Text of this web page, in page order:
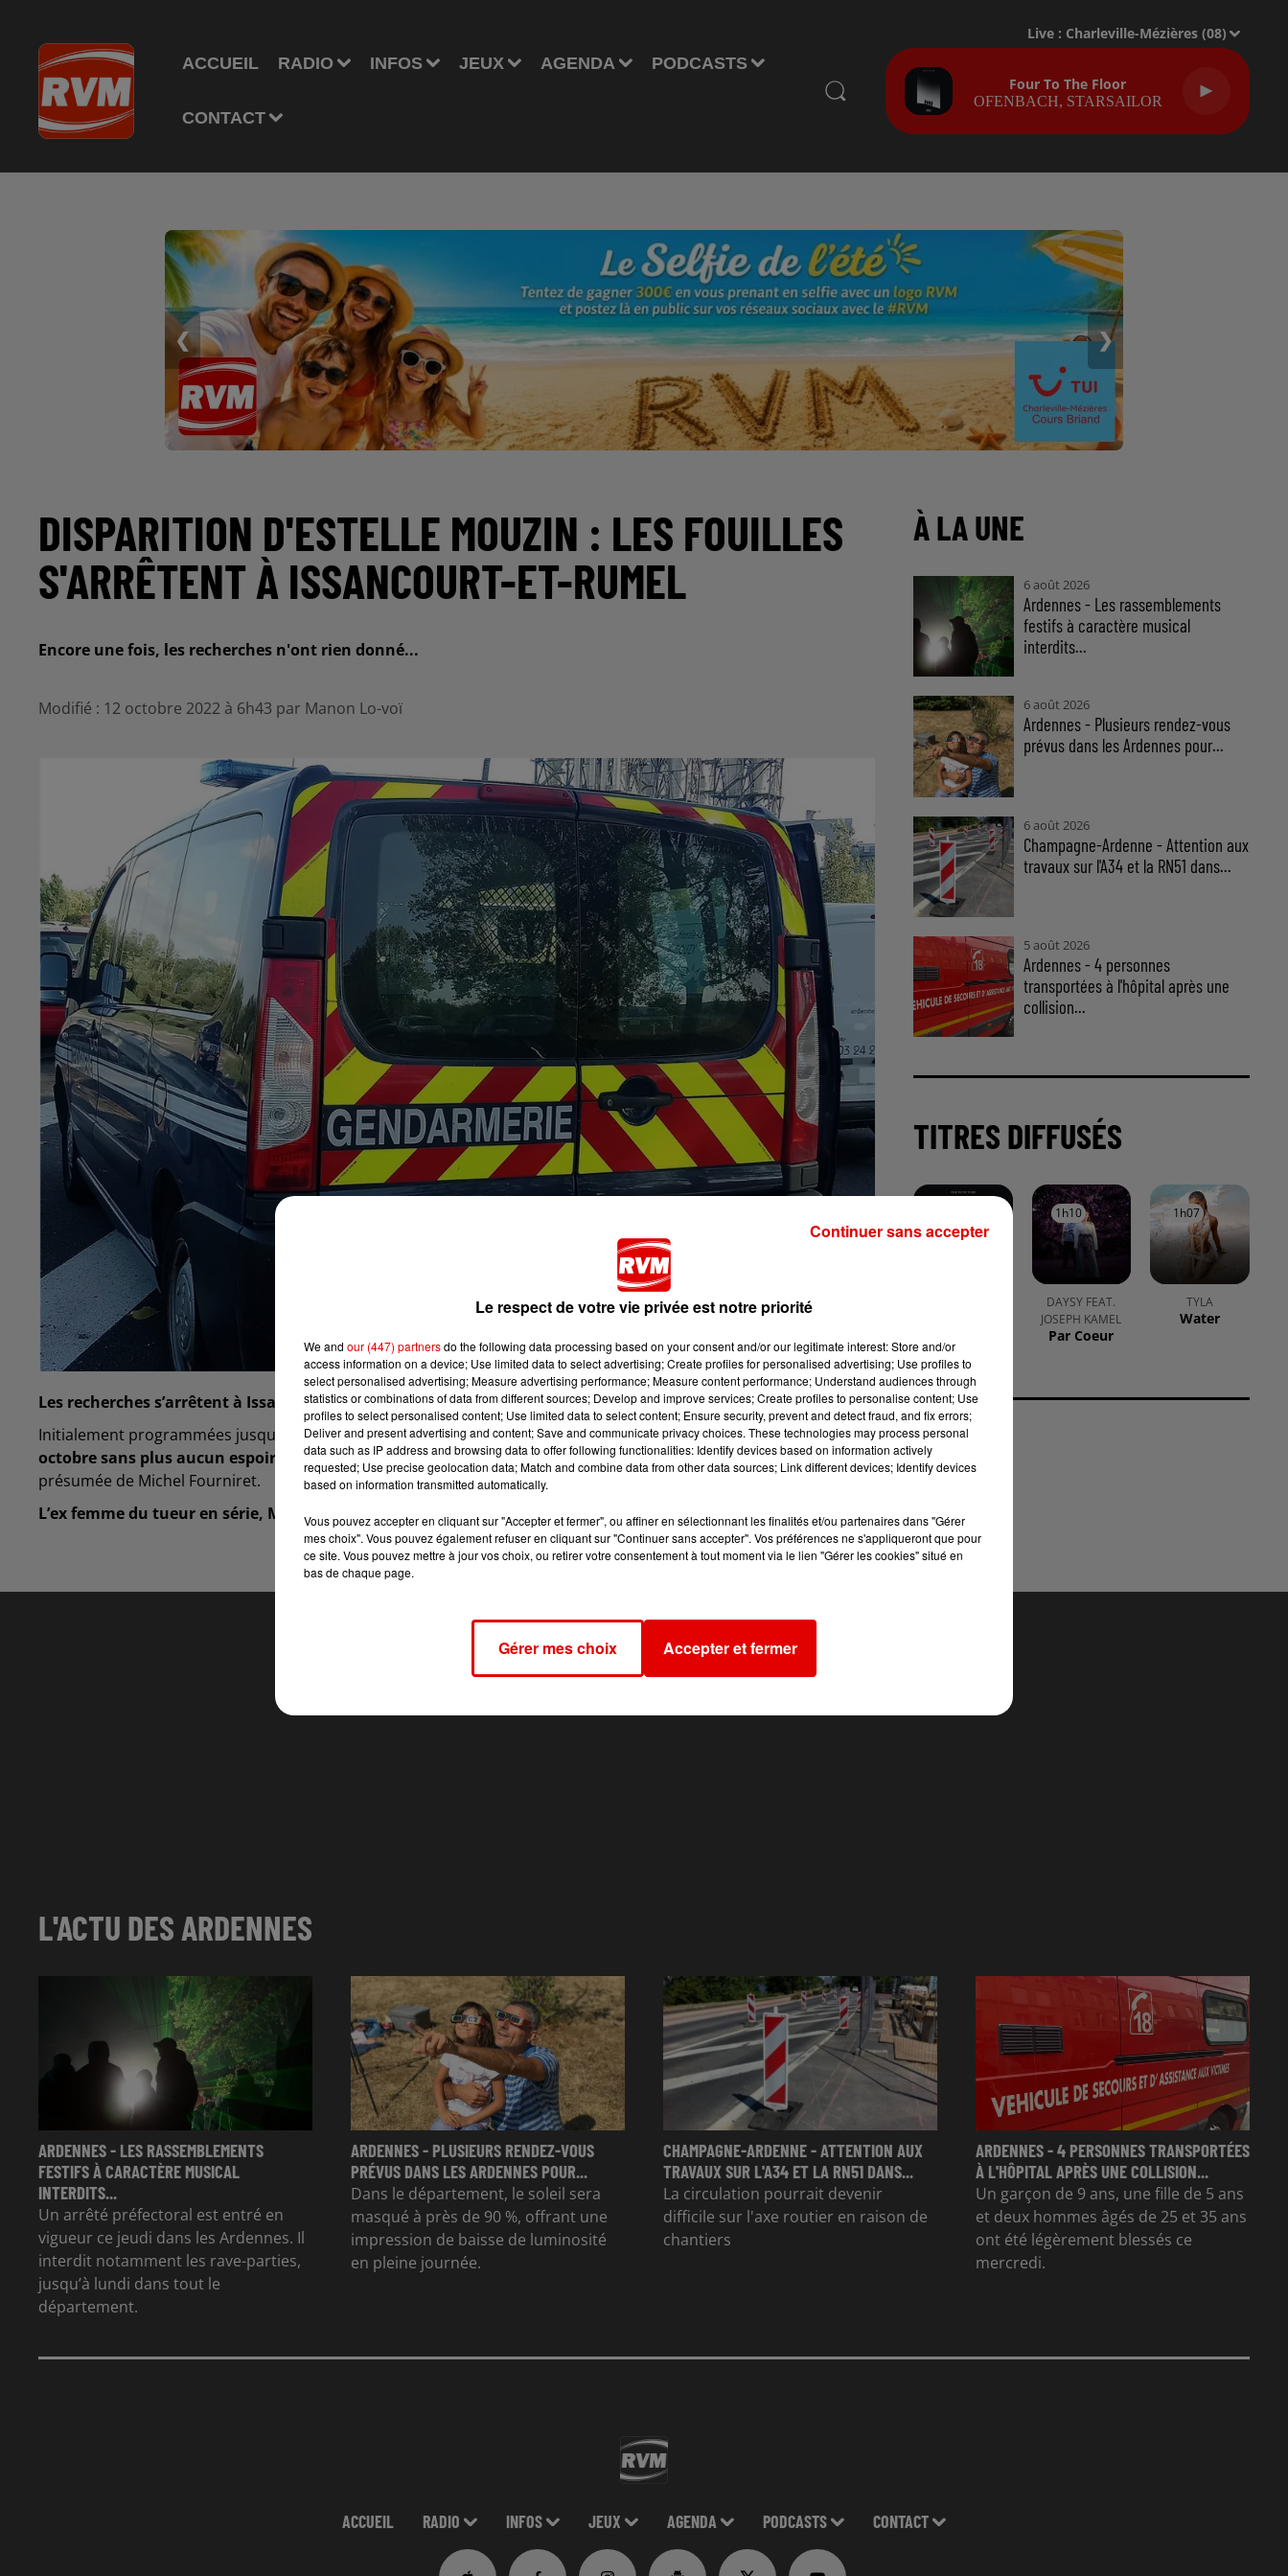
ACCUEIL RADIO INFOS JEUX AGENDA PODCASTS
CONTACT
Live : Charleville-Mézières (08)
Four To The Floor
OFENBACH, STARSAILOR
❮ ❯
DISPARITION D'ESTELLE MOUZIN : LES FOUILLES
S'ARRÊTENT À ISSANCOURT-ET-RUMEL
Encore une fois, les recherches n'ont rien donné...
Modifié : 12 octobre 2022 à 6h43 par Manon Lo-voï
Les recherches s’arrêtent à Issancourt-et-Rumel.
Initialement programmées jusqu’à ce mercredi 12 octobre,les fouilles ont finalement été stoppés mardi 11
octobre sans plus aucun espoir de retrouver le corps de la petite Estelle Mouzin, disparue en 2003 et victime
présumée de Michel Fourniret.
L’ex femme du tueur en série, Monique Olivier, doit, elle, être de nouveau auditionnée ce mercredi .
À LA UNE
6 août 2026
Ardennes - Les rassemblements
festifs à caractère musical
interdits...
6 août 2026
Ardennes - Plusieurs rendez-vous
prévus dans les Ardennes pour...
6 août 2026
Champagne-Ardenne - Attention aux
travaux sur l'A34 et la RN51 dans...
5 août 2026
Ardennes - 4 personnes
transportées à l'hôpital après une
collision...
TITRES DIFFUSÉS
Floor
1h10
1h10
DAYSY FEAT.
JOSEPH KAMEL
Par Coeur
1h07
1h07
TYLA
Water
L'ACTU DES ARDENNES
ARDENNES - LES RASSEMBLEMENTS
FESTIFS À CARACTÈRE MUSICAL
INTERDITS...
Un arrêté préfectoral est entré en
vigueur ce jeudi dans les Ardennes. Il
interdit notamment les rave-parties,
jusqu’à lundi dans tout le
département.
ARDENNES - PLUSIEURS RENDEZ-VOUS
PRÉVUS DANS LES ARDENNES POUR...
Dans le département, le soleil sera
masqué à près de 90 %, offrant une
impression de baisse de luminosité
en pleine journée.
CHAMPAGNE-ARDENNE - ATTENTION AUX
TRAVAUX SUR L'A34 ET LA RN51 DANS...
La circulation pourrait devenir
difficile sur l'axe routier en raison de
chantiers
ARDENNES - 4 PERSONNES TRANSPORTÉES
À L'HÔPITAL APRÈS UNE COLLISION...
Un garçon de 9 ans, une fille de 5 ans
et deux hommes âgés de 25 et 35 ans
ont été légèrement blessés ce
mercredi.
ACCUEIL RADIO INFOS JEUX AGENDA PODCASTS CONTACT
Le respect de votre vie privée est notre priorité
We and our (447) partnersdo the following data processing based on your consent and/or our legitimate interest: Store and/or
access information on a device; Use limited data to select advertising; Create profiles for personalised advertising; Use profiles to
select personalised advertising; Measure advertising performance; Measure content performance; Understand audiences through
statistics or combinations of data from different sources; Develop and improve services; Create profiles to personalise content; Use
profiles to select personalised content; Use limited data to select content; Ensure security, prevent and detect fraud, and fix errors;
Deliver and present advertising and content; Save and communicate privacy choices. These technologies may process personal
data such as IP address and browsing data to offer following functionalities: Identify devices based on information actively
requested; Use precise geolocation data; Match and combine data from other data sources; Link different devices; Identify devices
based on information transmitted automatically.
Vous pouvez accepter en cliquant sur "Accepter et fermer", ou affiner en sélectionnant les finalités et/ou partenaires dans "Gérer
mes choix". Vous pouvez également refuser en cliquant sur "Continuer sans accepter". Vos préférences ne s'appliqueront que pour
ce site. Vous pouvez mettre à jour vos choix, ou retirer votre consentement à tout moment via le lien "Gérer les cookies" situé en
bas de chaque page.
Gérer mes choix Accepter et fermer
Continuer sans accepter